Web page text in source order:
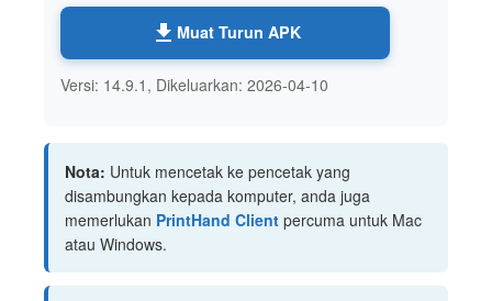
Muat Turun APK
Versi: 14.9.1, Dikeluarkan: 2026-04-10
Nota: Untuk mencetak ke pencetak yang
disambungkan kepada komputer, anda juga
memerlukan PrintHand Client percuma untuk Mac
atau Windows.